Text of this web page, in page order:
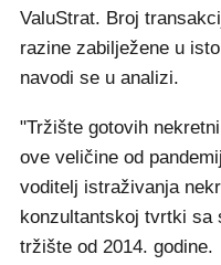
ValuStrat. Broj
razine zabilježene u
navodi se u analizi.
"Tržište gotovih
ove veličine od
voditelj istraživanja
konzultantskoj tvrtki sa
tržište od 2014. godine.